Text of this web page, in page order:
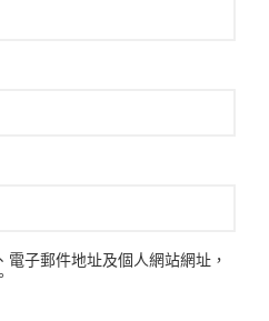
電子郵件地址及個人網站網址，